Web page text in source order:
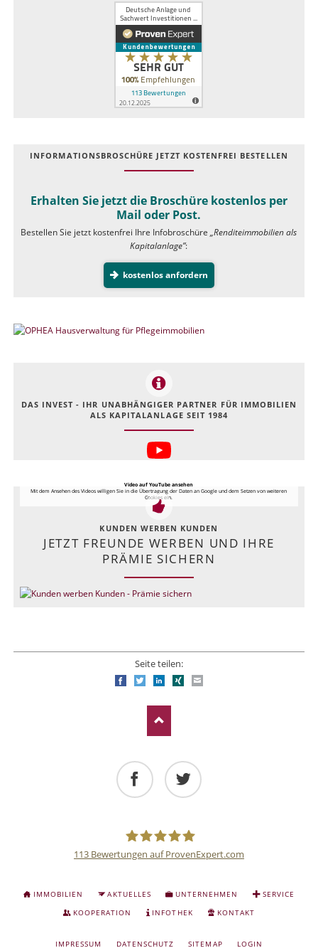
INFOR­MATIONS­BROSCHÜRE JETZT KOSTEN­FREI BESTELLEN
Erhalten Sie jetzt die Broschüre kostenlos per
Mail oder Post.
Bestellen Sie jetzt kostenfrei Ihre Infobroschüre„Renditeimmobilien als
Kapitalanlage”:
kostenlos anfordern
DAS INVEST - IHR UNABHÄNGIGER PARTNER FÜR IMMOBILIEN
ALS KAPITALANLAGE SEIT 1984
Video auf YouTube ansehen
Mit dem Ansehen des Videos willigen Sie in die Übertragung der Daten an Google und dem Setzen von weiteren
Cookies ein.
KUNDEN WERBEN KUNDEN
JETZT FREUNDE WERBEN UND IHRE
PRÄMIE SICHERN
Seite teilen:
FacebookTwitterLinkedIn
Xing
Anlage
113 Bewertungen auf ProvenExpert.com
NAVIGATION
ÜBERSPRINGEN
IMMOBILIEN AKTUELLES UNTERNEHMEN
SERVICE
KOOPERATION
INFOTHEK KONTAKT
IMPRESSUM DATENSCHUTZ SITEMAP LOGIN